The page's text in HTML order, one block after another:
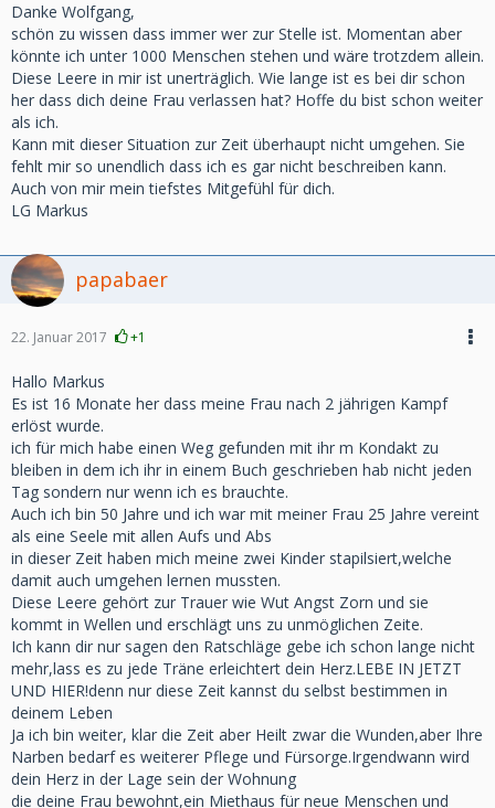
Danke Wolfgang,
schön zu wissen dass immer wer zur Stelle ist. Momentan aber
könnte ich unter 1000 Menschen stehen und wäre trotzdem allein.
Diese Leere in mir ist unerträglich. Wie lange ist es bei dir schon
her dass dich deine Frau verlassen hat? Hoffe du bist schon weiter
als ich.
Kann mit dieser Situation zur Zeit überhaupt nicht umgehen. Sie
fehlt mir so unendlich dass ich es gar nicht beschreiben kann.
Auch von mir mein tiefstes Mitgefühl für dich.
LG Markus
papabaer
22. Januar 2017 +1
Hallo Markus
Es ist 16 Monate her dass meine Frau nach 2 jährigen Kampf
erlöst wurde.
ich für mich habe einen Weg gefunden mit ihr m Kondakt zu
bleiben in dem ich ihr in einem Buch geschrieben hab nicht jeden
Tag sondern nur wenn ich es brauchte.
Auch ich bin 50 Jahre und ich war mit meiner Frau 25 Jahre vereint
als eine Seele mit allen Aufs und Abs
in dieser Zeit haben mich meine zwei Kinder stapilsiert,welche
damit auch umgehen lernen mussten.
Diese Leere gehört zur Trauer wie Wut Angst Zorn und sie
kommt in Wellen und erschlägt uns zu unmöglichen Zeite.
Ich kann dir nur sagen den Ratschläge gebe ich schon lange nicht
mehr,lass es zu jede Träne erleichtert dein Herz.LEBE IN JETZT
UND HIER!denn nur diese Zeit kannst du selbst bestimmen in
deinem Leben
Ja ich bin weiter, klar die Zeit aber Heilt zwar die Wunden,aber Ihre
Narben bedarf es weiterer Pflege und Fürsorge.Irgendwann wird
dein Herz in der Lage sein der Wohnung
die deine Frau bewohnt,ein Miethaus für neue Menschen und